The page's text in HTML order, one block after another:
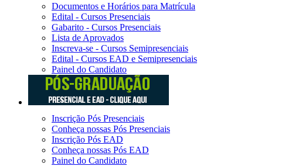
Documentos e Horários para Matrícula
Edital - Cursos Presenciais
Gabarito - Cursos Presenciais
Lista de Aprovados
Inscreva-se - Cursos Semipresenciais
Edital - Cursos EAD e Semipresenciais
Painel do Candidato
Inscrição Pós Presenciais
Conheça nossas Pós Presenciais
Inscrição Pós EAD
Conheça nossas Pós EAD
Painel do Candidato